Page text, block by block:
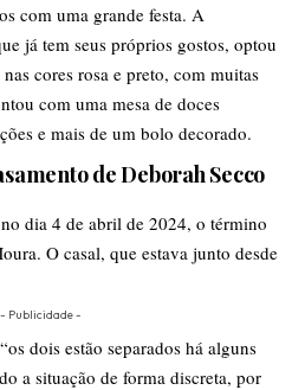
com uma grande festa. A
já tem seus próprios gostos, optou
cores rosa e preto, com muitas
com uma mesa de doces
e mais de um bolo decorado.
de Deborah Secco
dia 4 de abril de 2024, o término
O casal, que estava junto desde
- Publicidade -
dois estão separados há alguns
a situação de forma discreta, por